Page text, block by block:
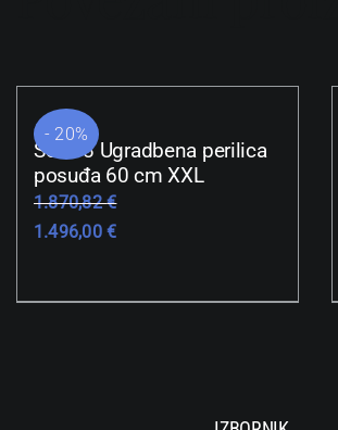
Serie 8 Ugradbena perilica
posuđa 60 cm XXL
1.870,82€
1.496,00€
- 20%